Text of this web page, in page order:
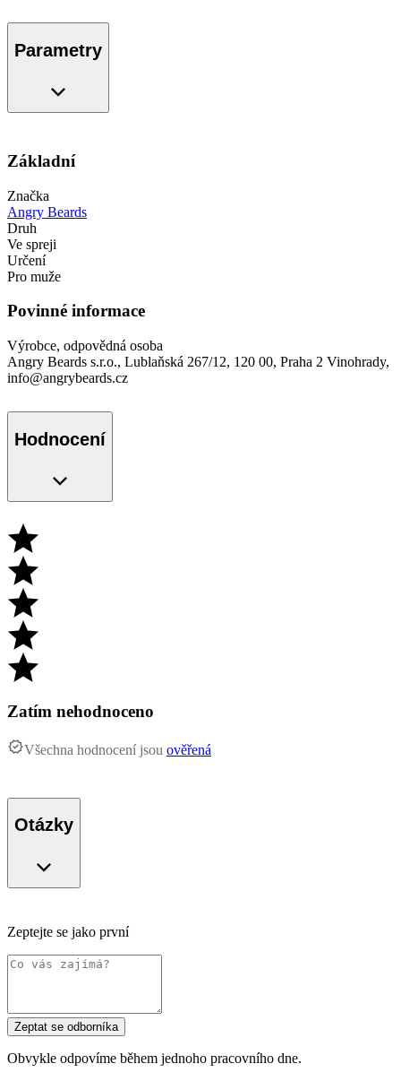
Parametry
Základní
Značka
Angry Beards
Druh
Ve spreji
Určení
Pro muže
Povinné informace
Výrobce, odpovědná osoba
Angry Beards s.r.o., Lublaňská 267/12, 120 00, Praha 2 Vinohrady,
info@angrybeards.cz
Hodnocení
Zatím nehodnoceno
Všechna hodnocení jsou ověřená
Otázky
Zeptejte se jako první
Zeptat se odborníka
Obvykle odpovíme během jednoho pracovního dne.